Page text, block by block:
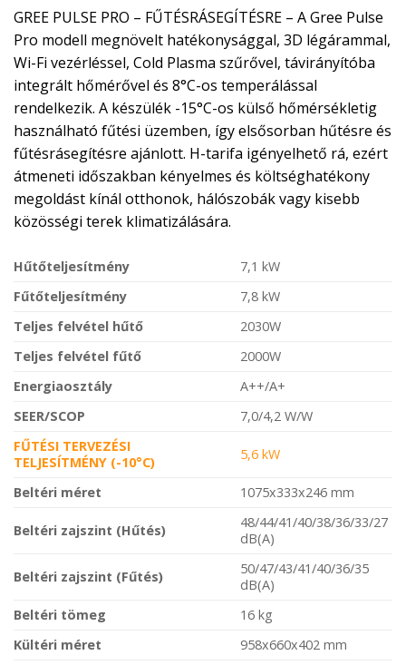
GREE PULSE PRO – FŰTÉSRÁSEGÍTÉSRE – A Gree Pulse
Pro modell megnövelt hatékonysággal, 3D légárammal,
Wi-Fi vezérléssel, Cold Plasma szűrővel, távirányítóba
integrált hőmérővel és 8°C-os temperálással
rendelkezik. A készülék -15°C-os külső hőmérsékletig
használható fűtési üzemben, így elsősorban hűtésre és
fűtésrásegítésre ajánlott. H-tarifa igényelhető rá, ezért
átmeneti időszakban kényelmes és költséghatékony
megoldást kínál otthonok, hálószobák vagy kisebb
közösségi terek klimatizálására.
Hűtőteljesítmény
7,1 kW
Fűtőteljesítmény
7,8 kW
Teljes felvétel hűtő
2030W
Teljes felvétel fűtő
2000W
Energiaosztály
A++/A+
SEER/SCOP
7,0/4,2 W/W
FŰTÉSI TERVEZÉSI
TELJESÍTMÉNY (-10°C)
5,6 kW
Beltéri méret 1075x333x246 mm
Beltéri zajszint (Hűtés)
48/44/41/40/38/36/33/27
dB(A)
Beltéri zajszint (Fűtés)
50/47/43/41/40/36/35
dB(A)
Beltéri tömeg
16 kg
Kültéri méret
958x660x402 mm